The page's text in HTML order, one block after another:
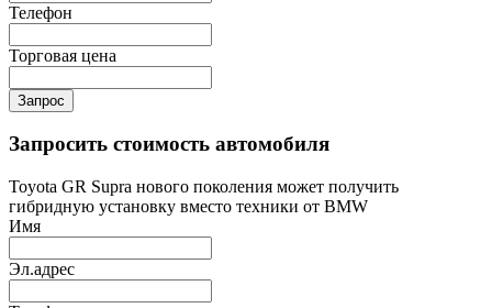
Телефон
Торговая цена
Запрос
Запросить стоимость автомобиля
Toyota GR Supra нового поколения может получить
гибридную установку вместо техники от BMW
Имя
Эл.адрес